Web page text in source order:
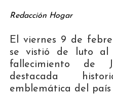
Redacción Hogar
El viernes 9 de
se vistió de luto al
fallecimiento de
destacada
emblemática del